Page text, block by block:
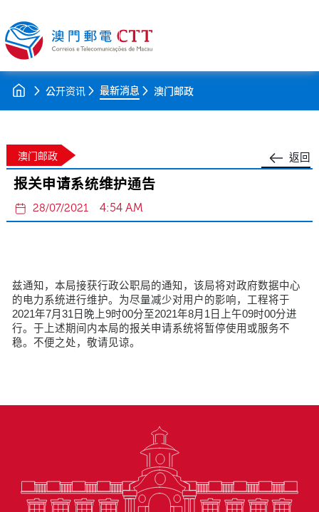
公开资讯 最新消息 澳门邮政
返回
澳门邮政
报关申请系统维护通告
28/07/2021 4:54 AM
兹通知，本局接获行政公职局的通知，该局将对政府数据中心
的电力系统进行维护。为尽量减少对用户的影响，工程将于
2021年7月31日晚上9时00分至2021年8月1日上午09时00分进
行。于上述期间内本局的报关申请系统将暂停使用或服务不
稳。不便之处，敬请见谅。